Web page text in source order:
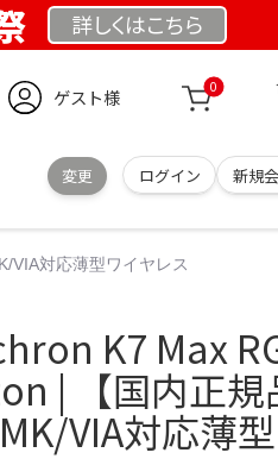
詳しくはこちら
ゲスト様 0
変更 ログイン 新規
VIA対応薄型ワイヤレス
K7 Max
| 【国内正規
VIA対応薄